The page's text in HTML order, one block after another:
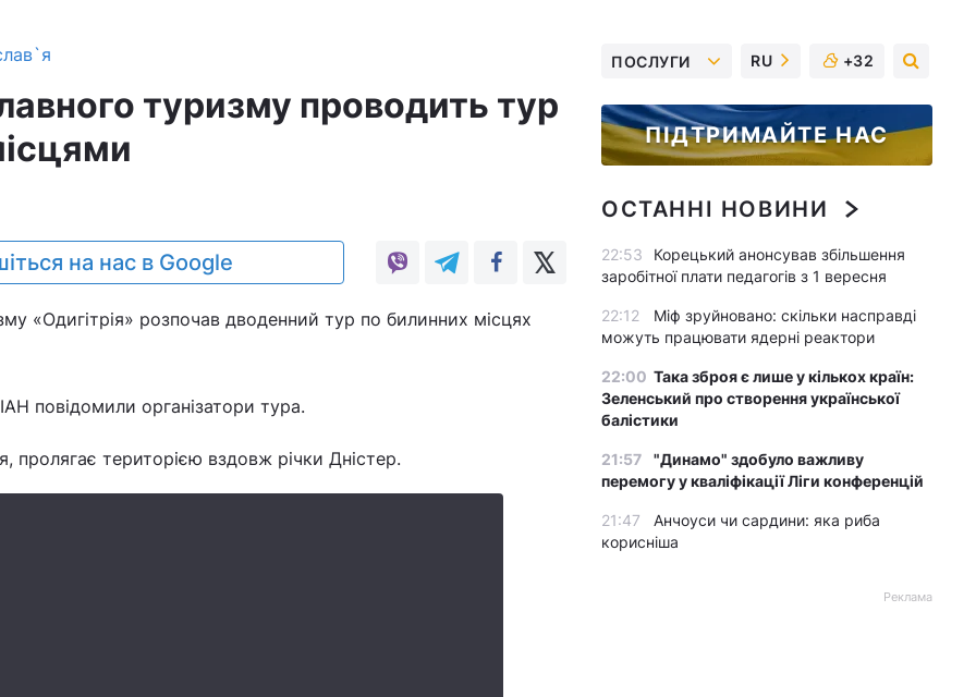
туризму проводить тур
на нас в Google
«Одигітрія» розпочав дводенний тур по билинних місцях
повідомили організатори тура.
пролягає територією вздовж річки Дністер.
ПОСЛУГИ RU +32
ПІДТРИМАЙТЕ НАС
ОСТАННІ НОВИНИ
22:53
Корецький анонсував збільшення
заробітної плати педагогів з 1 вересня
22:12
Міф зруйновано: скільки насправді
можуть працювати ядерні реактори
22:00 Така зброя є лише у кількох країн:
Зеленський про створення української
балістики
21:57
"Динамо" здобуло важливу
перемогу у кваліфікації Ліги конференцій
21:47
Анчоуси чи сардини: яка риба
корисніша
Реклама